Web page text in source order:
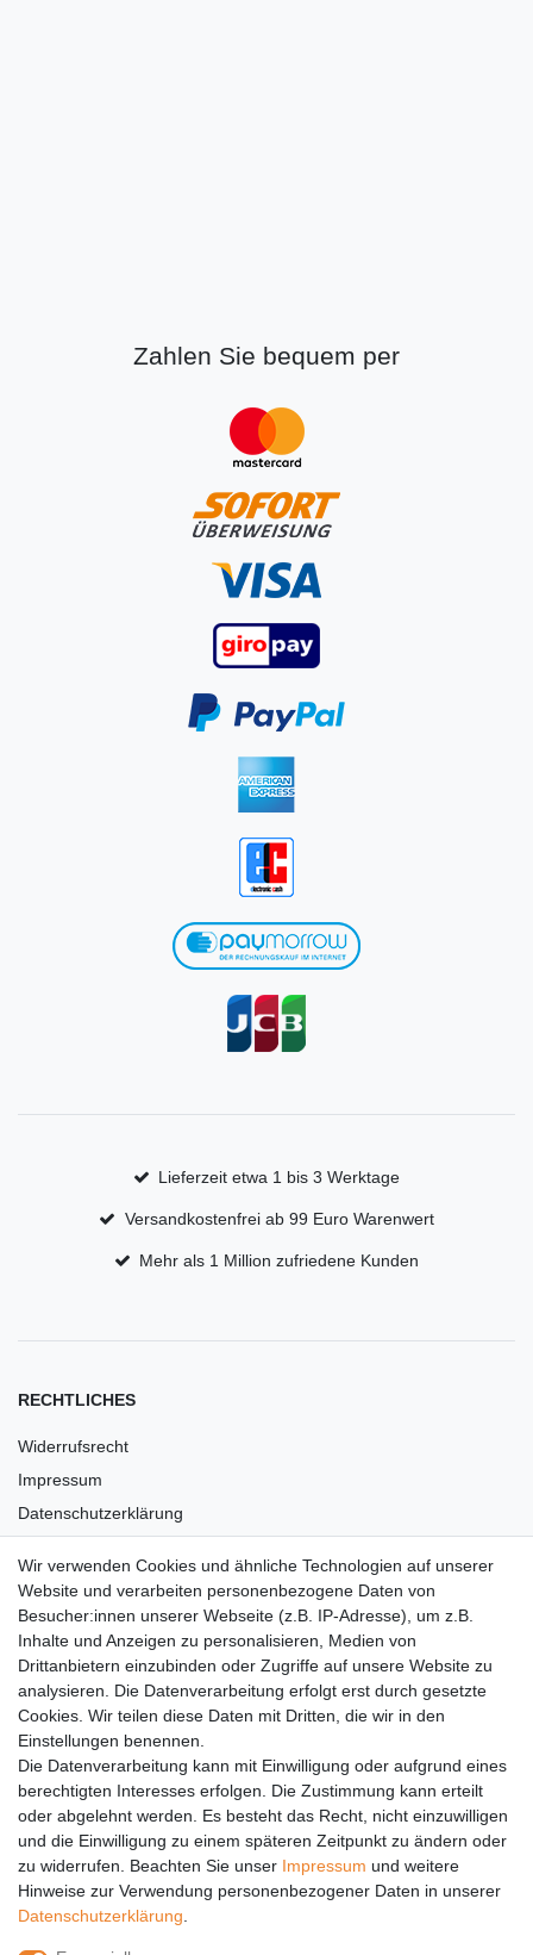
Zahlen Sie bequem per
Lieferzeit etwa 1 bis 3 Werktage
Versandkostenfrei ab 99 Euro Warenwert
Mehr als 1 Million zufriedene Kunden
RECHTLICHES
Widerrufsrecht
Impressum
Datenschutzerklärung
Versandkosten
Barrierefreiheit
Anleitungen
Vertrag widerrufen
PARTNER
DHL
GLS
PaketPLUS
SPONSORING
Wir verwenden Cookies und ähnliche Technologien auf unserer
Website und verarbeiten personenbezogene Daten von
Besucher:innen unserer Webseite (z.B. IP-Adresse), um z.B.
Inhalte und Anzeigen zu personalisieren, Medien von
Drittanbietern einzubinden oder Zugriffe auf unsere Website zu
analysieren. Die Datenverarbeitung erfolgt erst durch gesetzte
Cookies. Wir teilen diese Daten mit Dritten, die wir in den
Einstellungen benennen.
Die Datenverarbeitung kann mit Einwilligung oder aufgrund eines
berechtigten Interesses erfolgen. Die Zustimmung kann erteilt
oder abgelehnt werden. Es besteht das Recht, nicht einzuwilligen
und die Einwilligung zu einem späteren Zeitpunkt zu ändern oder
zu widerrufen. Beachten Sie unser Impressum und weitere
Hinweise zur Verwendung personenbezogener Daten in unserer
Daten­schutz­erklärung